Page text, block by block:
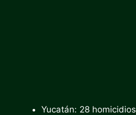
Yucatán: 28 homicidios